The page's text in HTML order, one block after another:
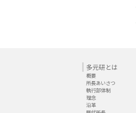
多元研とは
概要
所長あいさつ
執行部体制
理念
沿革